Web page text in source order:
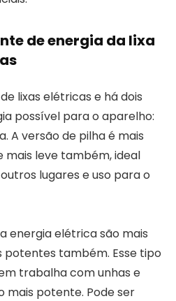
de energia da lixa
lixas elétricas e há dois
possível para o aparelho:
A versão de pilha é mais
leve também, ideal
lugares e uso para o
energia elétrica são mais
potentes também. Esse tipo
trabalha com unhas e
mais potente. Pode ser